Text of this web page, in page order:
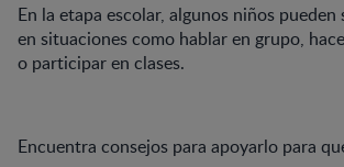
En la etapa escolar, algunos niños
en situaciones como hablar en grupo,
o participar en clases.
Encuentra consejos para apoyarlo para